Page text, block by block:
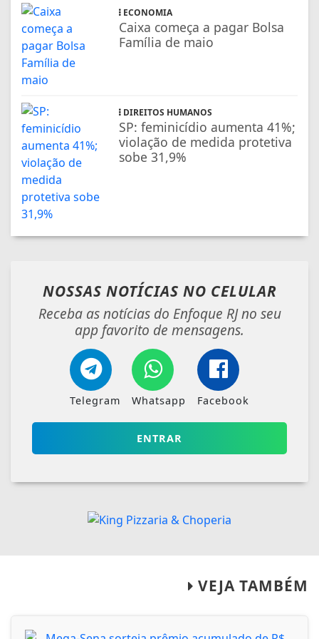
ECONOMIA
Caixa começa a pagar Bolsa
Família de maio
DIREITOS HUMANOS
SP: feminicídio aumenta 41%;
violação de medida protetiva
sobe 31,9%
NOSSAS NOTÍCIAS NO CELULAR
Receba as notícias do Enfoque RJ no seu
app favorito de mensagens.
Telegram Whatsapp Facebook
ENTRAR
VEJA TAMBÉM